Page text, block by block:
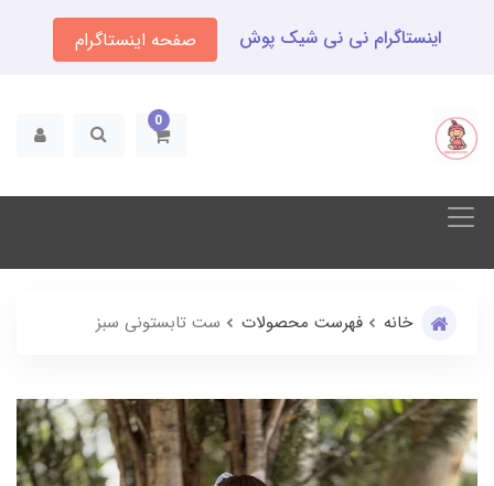
اینستاگرام نی نی شیک پوش صفحه اینستاگرام
0
خانه فهرست محصولات ست تابستونی سبز